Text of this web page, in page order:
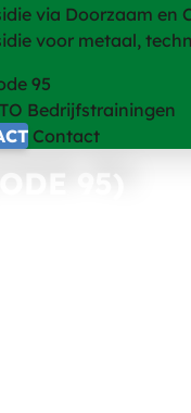
via Doorzaam en
voor metaal,
95
Bedrijfstrainingen
Contact
95)